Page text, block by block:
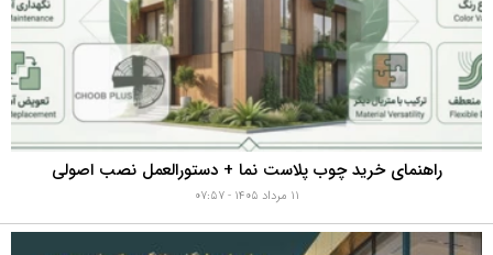
راهنمای خرید چوب پلاست نما + دستورالعمل نصب اصولی